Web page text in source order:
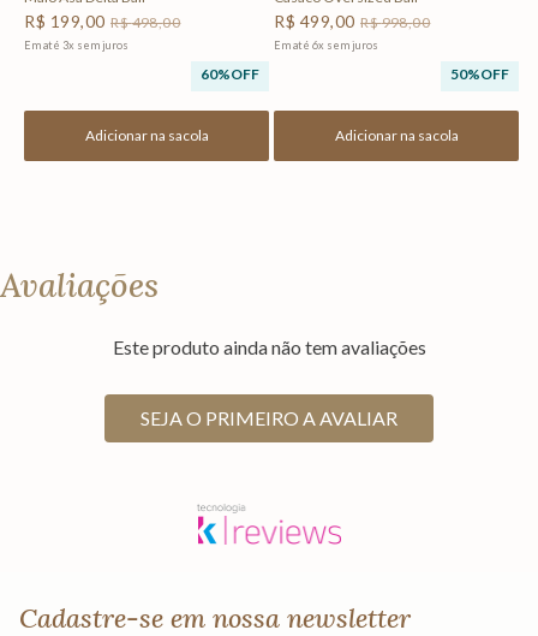
R$ 199,00 R$498,00
Em até 3x sem juros
60%OFF
Adicionar na sacola
R$ 499,00 R$998,00
Em até 6x sem juros
50%OFF
Adicionar na sacola
Avaliações
Este produto ainda não tem avaliações
SEJA O PRIMEIRO A AVALIAR
Cadastre-se em nossa newsletter